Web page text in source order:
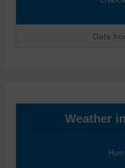
Data
Weather